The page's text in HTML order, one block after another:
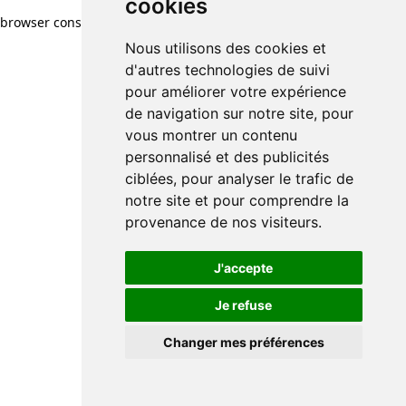
cookies
Nous utilisons des cookies et
d'autres technologies de suivi
pour améliorer votre expérience
de navigation sur notre site, pour
vous montrer un contenu
personnalisé et des publicités
ciblées, pour analyser le trafic de
notre site et pour comprendre la
provenance de nos visiteurs.
J'accepte
Je refuse
Changer mes préférences
browser console for more information)